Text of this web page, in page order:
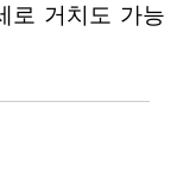
로 거치도 가능